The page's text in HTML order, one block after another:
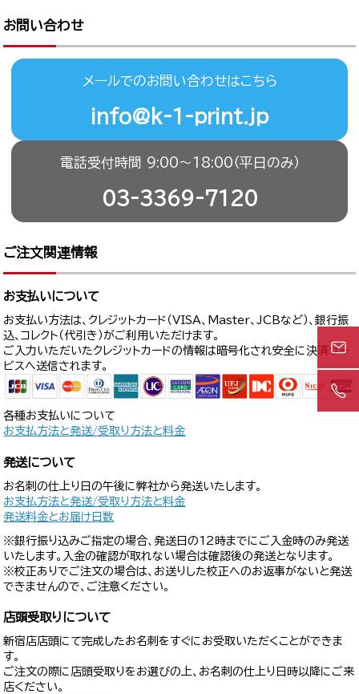
お問い合わせ
メールでのお問い合わせはこちら
info@k-1-print.jp
電話受付時間 9:00〜18:00（平日のみ）
03-3369-7120
ご注文関連情報
お支払いについて
お支払い方法は、クレジットカード（VISA、Master、JCBなど）、銀行振
込、コレクト（代引き）がご利用いただけます。
ご入力いただいたクレジットカードの情報は暗号化され安全に決済サー
ビスへ送信されます。
各種お支払いについて
お支払方法と発送/受取り方法と料金
発送について
お名刺の仕上り日の午後に弊社から発送いたします。
お支払方法と発送/受取り方法と料金
発送料金とお届け日数
※銀行振り込みご指定の場合、発送日の12時までにご入金時のみ発送
いたします。入金の確認が取れない場合は確認後の発送となります。
※校正ありでご注文の場合は、お送りした校正へのお返事がないと発送
できませんので、ご注意ください。
店頭受取りについて
新宿店店頭にて完成したお名刺をすぐにお受取いただくことができま
す。
ご注文の際に店頭受取りをお選びの上、お名刺の仕上り日時以降にご来
店ください。